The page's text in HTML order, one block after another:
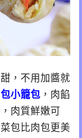
，不用加醬就
包小籠包 ，肉餡
肉質鮮嫩可
包比肉包更美